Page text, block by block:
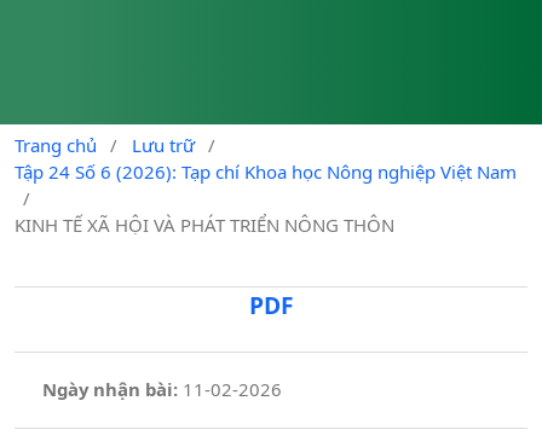
Trang chủ / Lưu trữ /
Tập 24 Số 6 (2026): Tạp chí Khoa học Nông nghiệp Việt Nam
/
KINH TẾ XÃ HỘI VÀ PHÁT TRIỂN NÔNG THÔN
PDF
Ngày nhận bài: 11-02-2026